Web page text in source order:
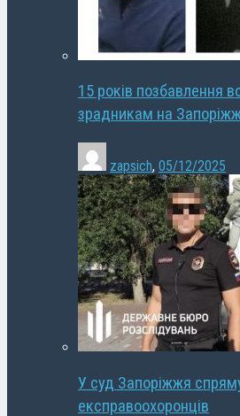
15 років позбавлення
зрадникам на
zapsich, 05/12/2025
У суд Запоріжжя
експравоохоронців